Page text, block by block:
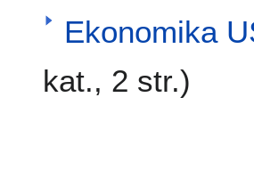
Ekonomika
kat., 2 str.)